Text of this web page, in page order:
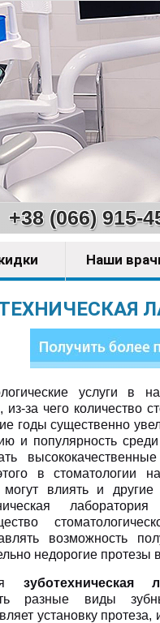
+38 (066) 915-
Наши
услуги в
из-за чего количество
годы существенно
и популярность
в стоматологии
могут влиять и
возможность
недорогие
зуботехническая
разные виды
установку